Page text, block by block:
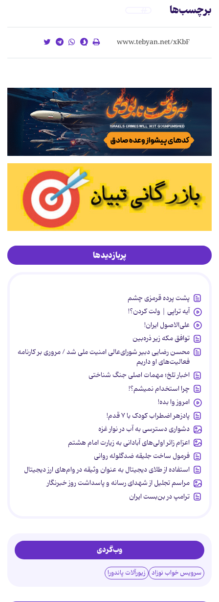
برچسب‌ها
پربازدیدها
پشت پرده قرمزی چشم
آیه تراپی | ولت کردن؟!
علی‌الاصول ایران!
توافق مکه زیر ذره‌بین
محسن رضایی دبیر شورای‌عالی امنیت ملی شد / مروری بر کارنامه
فعالیت‌های او داریم
اخبار تلخ؛ مهمات اصلی جنگ شناختی
چرا استخدام نمیشم؟!
امروز وا بده!
پادزهر اضطراب کودک با ۷ قدم!
دشواری دسترسی به آب در نوار غزه
اعزام زائر اولی‌های آبادانی به زیارت امام هشتم
فرمول ساخت جلیقه ضدگلوله روانی
استفاده از طلای دیجیتال به عنوان وثیقه در وام‌های ارز دیجیتال
مراسم تجلیل از شهدای رسانه و پاسداشت روز خبرنگار
ترامپ در بن‌بست ایران
وب‌گردی
سرویس خواب نوزاد زیورآلات پاندورا